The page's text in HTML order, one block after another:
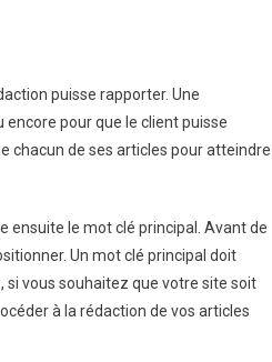
puisse rapporter. Une
pour que le client puisse
chacun de ses articles pour atteindre
ensuite le mot clé principal. Avant de
Un mot clé principal doit
si vous souhaitez que votre site soit
à la rédaction de vos articles